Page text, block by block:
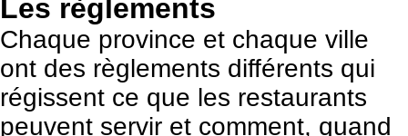
Les règlements
Chaque province et chaque ville
ont des règlements différents qui
régissent ce que les restaurants
peuvent servir et comment, quand